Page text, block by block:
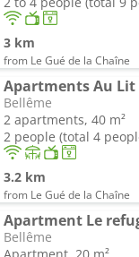
3 km
from Le Gué de la Chaîne
Apartments Au Lit
Bellême
2 apartments, 40 m²
2 people (total 4
3.2 km
from Le Gué de la Chaîne
Apartment Le
Bellême